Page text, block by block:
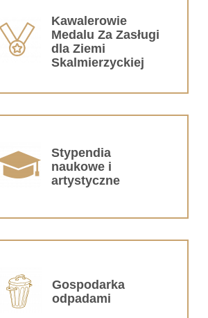
Kawalerowie
Medalu Za Zasługi
dla Ziemi
Skalmierzyckiej
Stypendia
naukowe i
artystyczne
Gospodarka
odpadami